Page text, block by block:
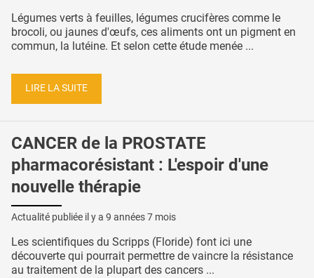
Légumes verts à feuilles, légumes crucifères comme le
brocoli, ou jaunes d'œufs, ces aliments ont un pigment en
commun, la lutéine. Et selon cette étude menée ...
LIRE LA SUITE
CANCER de la PROSTATE
pharmacorésistant : L'espoir d'une
nouvelle thérapie
Actualité publiée il y a 9 années 7 mois
Les scientifiques du Scripps (Floride) font ici une
découverte qui pourrait permettre de vaincre la résistance
au traitement de la plupart des cancers ...